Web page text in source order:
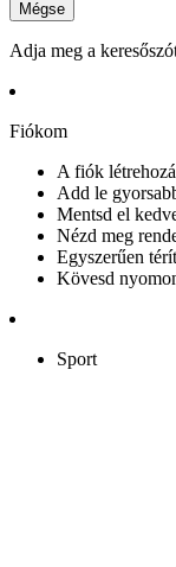
Mégse
Adja meg a
Fiókom
A fiók
Add le
Mentsd el
Nézd meg
Egyszerűen
Kövesd
Sport